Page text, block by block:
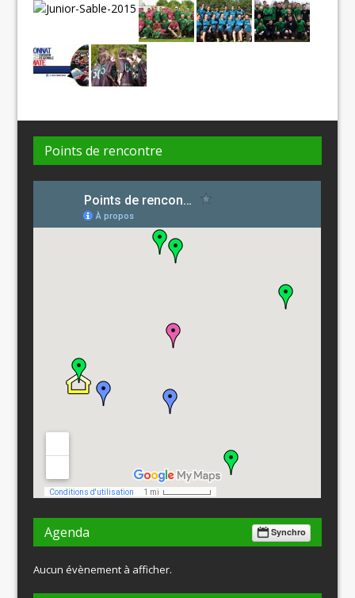
Points de rencontre
Agenda Synchro
Aucun évènement à afficher.